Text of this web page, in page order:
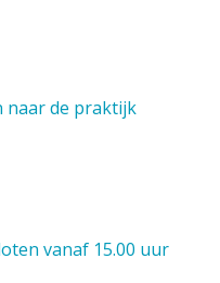
naar de praktijk
vanaf 15.00 uur